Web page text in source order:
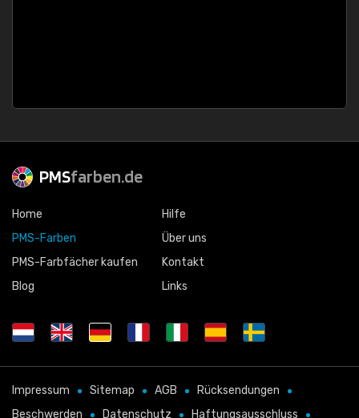
PMSfarben.de
Home
PMS-Farben
PMS-Farbfächer kaufen
Blog
Hilfe
Über uns
Kontakt
Links
Impressum Sitemap AGB
Rücksendungen
Beschwerden
Datenschutz Haftungsausschluss